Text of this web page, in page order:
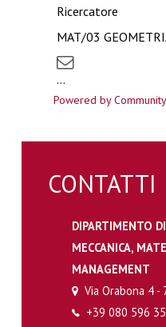
Ricercatore
MAT/03
...
Powered by
CONTATTI
DIPARTIMENTO DI
MECCANICA,
MANAGEMENT
Via Orabona 4 -
+39 080 596